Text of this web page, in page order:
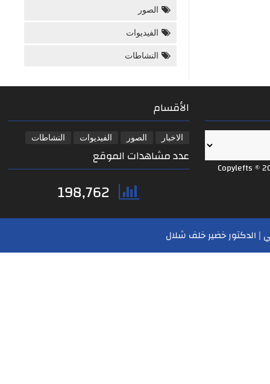
الصور
الفيديوات
النشاطات
Copylefts ©
الأقسام
الاخبار الصور الفيديوات النشاطات
عدد مشاهدات الموقع
198,762
| الدكتور خضير خلف شلال